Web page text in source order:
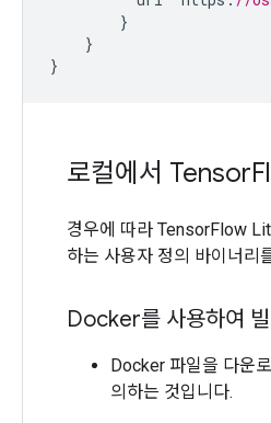
}
}
}
로컬에서 Tensor
경우에 따라 TensorFlow
하는 사용자 정의 바이너리
Docker를 사용하여 빌
Docker 파일을 다운
의하는 것입니다.